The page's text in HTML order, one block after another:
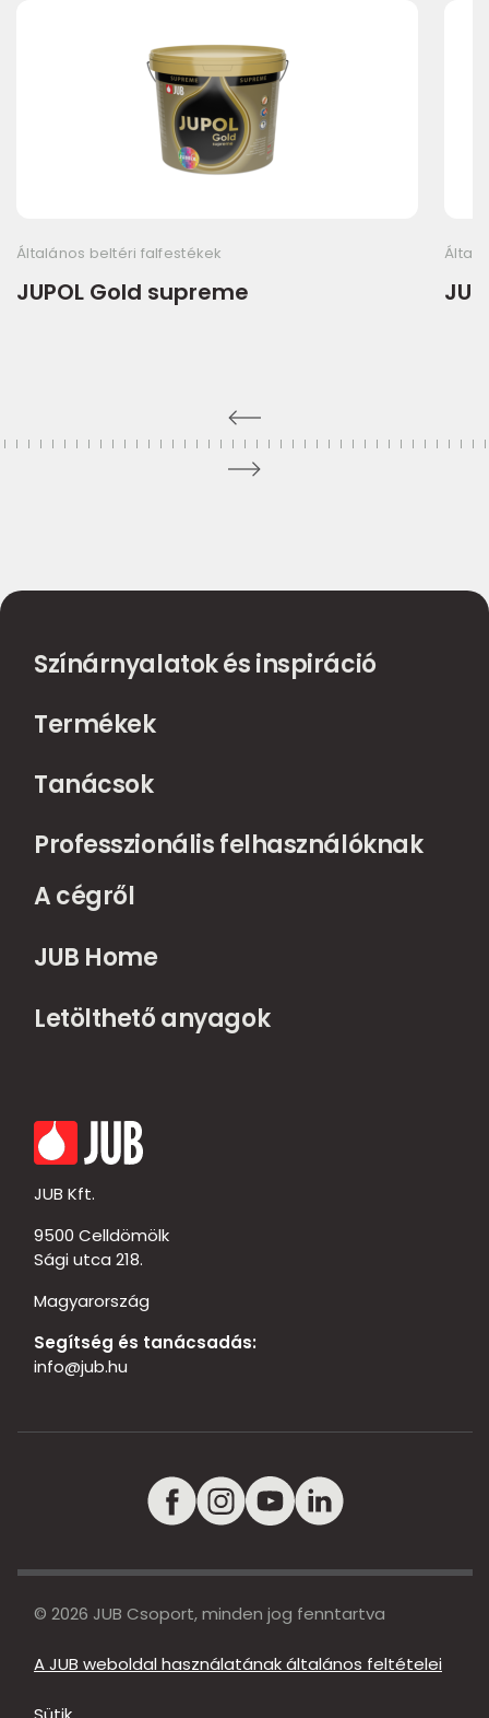
Általános beltéri falfestékek
JUPOL Gold supreme
Színárnyalatok és inspiráció
Termékek
Tanácsok
Professzionális felhasználóknak
A cégről
JUB Home
Letölthető anyagok
JUB Kft.
9500 Celldömölk
Sági utca 218.
Magyarország
Segítség és tanácsadás:
info@jub.hu
© 2026 JUB Csoport, minden jog fenntartva
A JUB weboldal használatának általános feltételei